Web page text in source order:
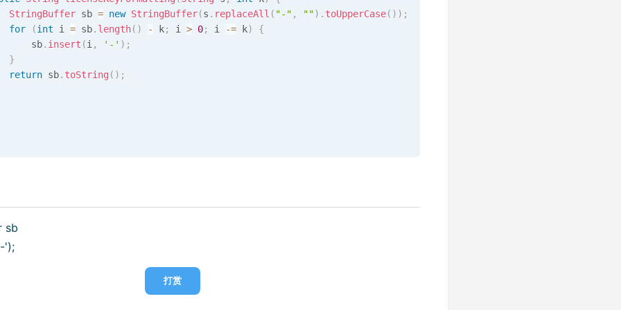
StringBuffer sb = new StringBuffer(s . replaceAll ( "-" , "") . toUpperCase( ) ) ;
for
(int i = sb. length( ) - k; i > 0; i -= k)
{
sb
. insert (i , '-' ) ;
}
return sb. toString ( ) ;
sb
');
打赏